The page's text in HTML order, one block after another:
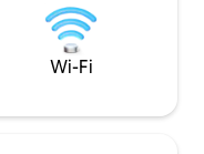
é
Reserve passeios
torradas com
experiências de
experiências de
Wi-Fi